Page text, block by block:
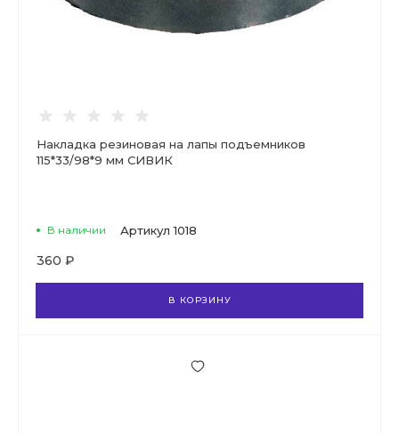
Накладка резиновая на лапы подъемников
115*33/98*9 мм СИВИК
В наличии Артикул 1018
360 ₽
В КОРЗИНУ